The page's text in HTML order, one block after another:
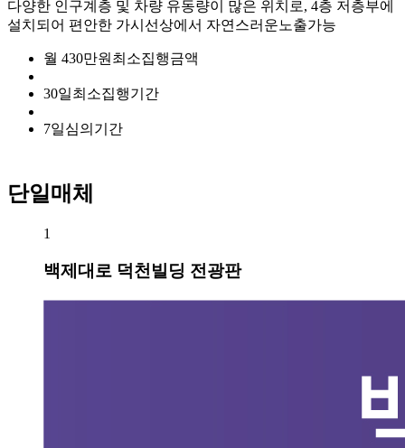
다양한 인구계층 및 차량 유동량이 많은 위치로, 4층 저층부에
설치되어 편안한 가시선상에서 자연스러운노출가능
월 430만원 최소집행금액
30일최소집행기간
7일심의기간
단일매체
1
백제대로 덕천빌딩 전광판